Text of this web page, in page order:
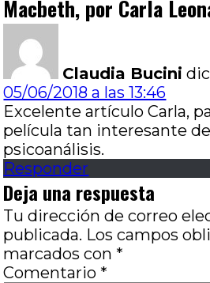
Macbeth, por Carla
Claudia Bucini
05/06/2018 a las 13:46
Excelente artículo Carla,
película tan interesante
psicoanálisis.
Responder
Deja una respuesta
Tu dirección de correo
publicada. Los campos
marcados con *
Comentario *